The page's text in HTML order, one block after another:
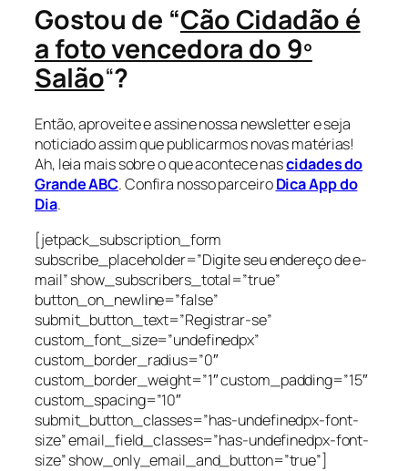
Gostou de “Cão Cidadão é
a foto vencedora do 9º
Salão“?
Então, aproveite e assine nossa newsletter e seja
noticiado assim que publicarmos novas matérias!
Ah, leia mais sobre o que acontece nascidades do
Grande ABC. Confira nosso parceiroDica App do
Dia.
[jetpack_subscription_form
subscribe_placeholder=”Digite seu endereço de e-
mail” show_subscribers_total=”true”
button_on_newline=”false”
submit_button_text=”Registrar-se”
custom_font_size=”undefinedpx”
custom_border_radius=”0″
custom_border_weight=”1″ custom_padding=”15″
custom_spacing=”10″
submit_button_classes=”has-undefinedpx-font-
size” email_field_classes=”has-undefinedpx-font-
size” show_only_email_and_button=”true”]